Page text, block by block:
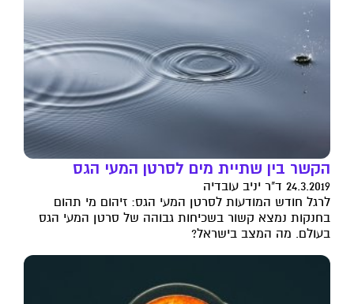
הקשר בין שתיית מים לסרטן המעי הגס
24.3.2019 ד"ר יניב עובדיה
לרגל חודש המודעות לסרטן המעי הגס: זיהום מי תהום
בחנקות נמצא קשור בשכיחות גבוהה של סרטן המעי הגס
בעולם. מה המצב בישראל?